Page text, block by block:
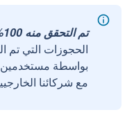
تم التحقق منه 100%
الحجوزات التي تم
مع شركائنا